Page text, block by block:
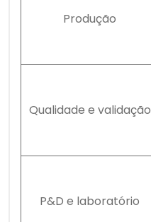
Produção
Qualidade e validação
P&D e laboratório